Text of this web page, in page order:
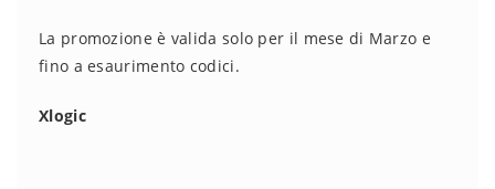
La promozione è valida solo per il mese di Marzo e
fino a esaurimento codici.
Xlogic